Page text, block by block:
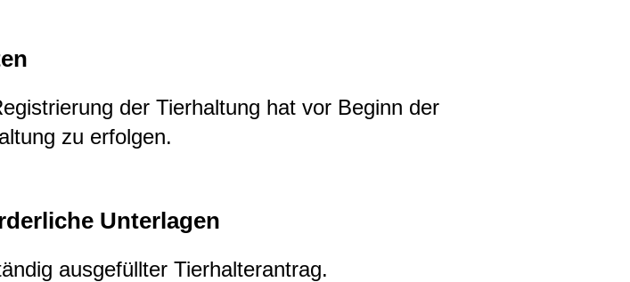
der Tierhaltung hat vor Beginn der
zu erfolgen.
Unterlagen
ausgefüllter Tierhalterantrag.